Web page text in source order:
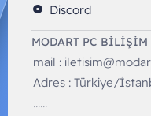
Discord
MODART PC
mail :
Adres : Türkiye/
......